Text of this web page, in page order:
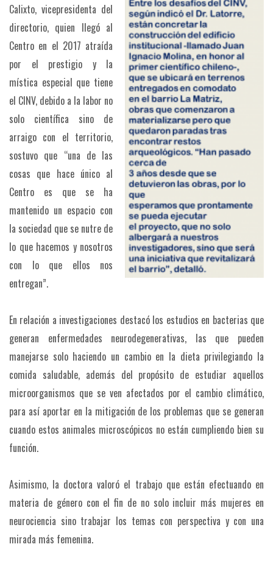
Calixto, vicepresidenta del
directorio, quien llegó al
Centro en el 2017 atraída
por el prestigio y la
mística especial que tiene
el CINV, debido a la labor no
solo científica sino de
arraigo con el territorio,
sostuvo que “una de las
cosas que hace único al
Centro es que se ha
mantenido un espacio con
la sociedad que se nutre de
lo que hacemos y nosotros
con lo que ellos nos
entregan”.
En relación a investigaciones destacó los estudios en bacterias que
generan enfermedades neurodegenerativas, las que pueden
manejarse solo haciendo un cambio en la dieta privilegiando la
comida saludable, además del propósito de estudiar aquellos
microorganismos que se ven afectados por el cambio climático,
para así aportar en la mitigación de los problemas que se generan
cuando estos animales microscópicos no están cumpliendo bien su
función.
Asimismo, la doctora valoró el trabajo que están efectuando en
materia de género con el fin de no solo incluir más mujeres en
neurociencia sino trabajar los temas con perspectiva y con una
mirada más femenina.